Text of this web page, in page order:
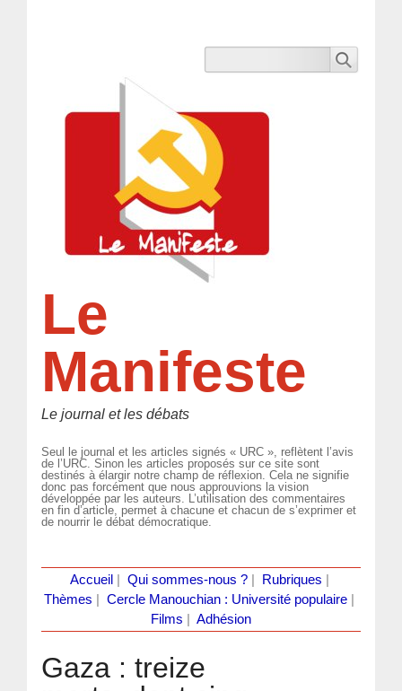
Le
Manifeste
Le journal et les débats
Seul le journal et les articles signés « URC », reflètent l’avis
de l’URC. Sinon les articles proposés sur ce site sont
destinés à élargir notre champ de réflexion. Cela ne signifie
donc pas forcément que nous approuvions la vision
développée par les auteurs. L’utilisation des commentaires
en fin d’article, permet à chacune et chacun de s’exprimer et
de nourrir le débat démocratique.
Accueil Qui sommes-nous ?| Rubriques
Thèmes
Cercle Manouchian : Université populaire
Films
Adhésion
Gaza : treize